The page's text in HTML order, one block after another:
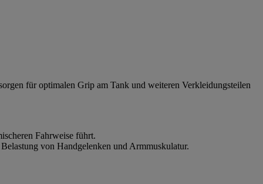
für optimalen Grip am Tank und weiteren Verkleidungsteilen
Fahrweise führt.
von Handgelenken und Armmuskulatur.